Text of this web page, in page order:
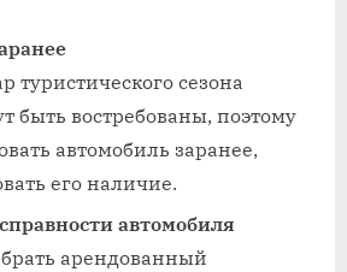
туристического сезона
быть востребованы, поэтому
автомобиль заранее,
его наличие.
автомобиля
арендованный